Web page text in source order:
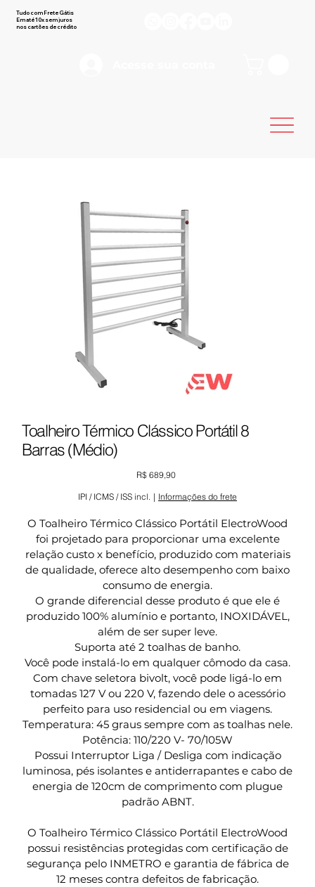
Tudo com Frete Gátis
Em até 10x sem juros
nos cartões de crédito
Toalheiro Térmico Clássico Portátil 8
Barras (Médio)
Preço
R$ 689,90
IPI / ICMS / ISS incl. | Informações do frete
O Toalheiro Térmico Clássico Portátil ElectroWood
foi projetado para proporcionar uma excelente
relação custo x benefício, produzido com materiais
de qualidade, oferece alto desempenho com baixo
consumo de energia.
O grande diferencial desse produto é que ele é
produzido 100% alumínio e portanto, INOXIDÁVEL,
além de ser super leve.
Suporta até 2 toalhas de banho.
Você pode instalá-lo em qualquer cômodo da casa.
Com chave seletora bivolt, você pode ligá-lo em
tomadas 127 V ou 220 V, fazendo dele o acessório
perfeito para uso residencial ou em viagens.
Temperatura: 45 graus sempre com as toalhas nele.
Potência: 110/220 V- 70/105W
Possui Interruptor Liga / Desliga com indicação
luminosa, pés isolantes e antiderrapantes e cabo de
energia de 120cm de comprimento com plugue
padrão ABNT.
O Toalheiro Térmico Clássico Portátil ElectroWood
possui resistências protegidas com certificação de
segurança pelo INMETRO e garantia de fábrica de
12 meses contra defeitos de fabricação.